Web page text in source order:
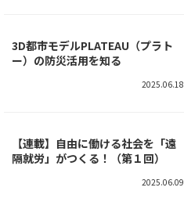
3D都市モデルPLATEAU（プラト
ー）の防災活用を知る
2025.06.18
【連載】自由に働ける社会を「遠
隔就労」がつくる！（第１回）
2025.06.09